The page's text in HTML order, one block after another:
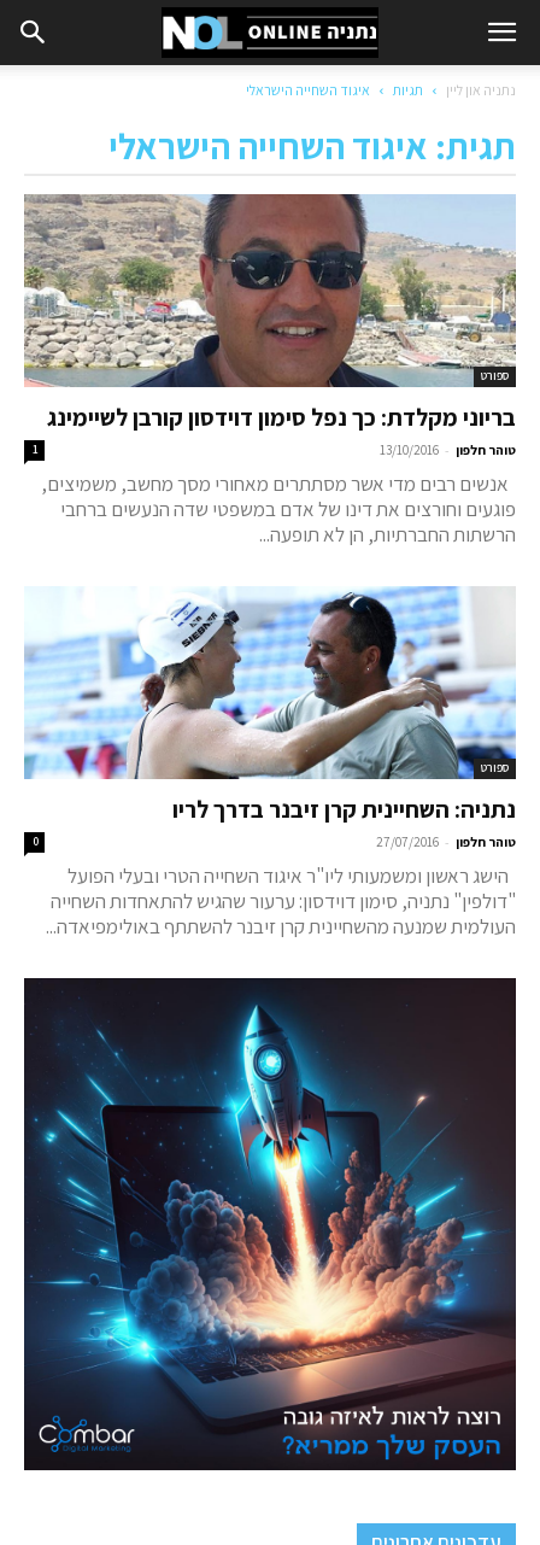
נתניה און ליין תגיות איגוד השחייה הישראלי
תגית: איגוד השחייה הישראלי
ספורט
בריוני מקלדת: כך נפל סימון דוידסון קורבן לשיימינג
טוהר חלפון -
13/10/2016
1
אנשים רבים מדי אשר מסתתרים מאחורי מסך מחשב, משמיצים,
פוגעים וחורצים את דינו של אדם במשפטי שדה הנעשים ברחבי
הרשתות החברתיות, הן לא תופעה...
ספורט
נתניה: השחיינית קרן זיבנר בדרך לריו
טוהר חלפון -
27/07/2016
0
הישג ראשון ומשמעותי ליו"ר איגוד השחייה הטרי ובעלי הפועל
"דולפין" נתניה, סימון דוידסון: ערעור שהגיש להתאחדות השחייה
העולמית שמנעה מהשחיינית קרן זיבנר להשתתף באולימפיאדה...